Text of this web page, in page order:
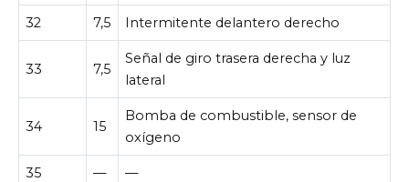
32 7,5 Intermitente delantero derecho
33 7,5
Señal de giro trasera derecha y luz
lateral
34 15
Bomba de combustible, sensor de
oxígeno
35 — —